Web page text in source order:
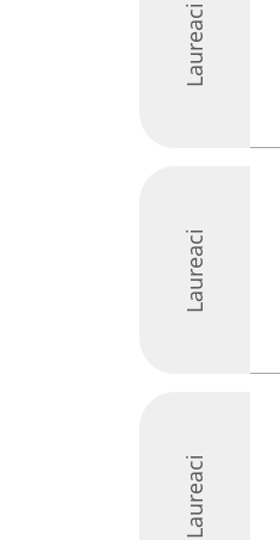
Laureaci
Laureaci
Laureaci